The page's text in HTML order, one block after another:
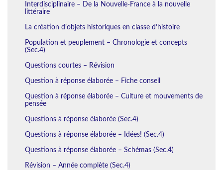
Interdisciplinaire – De la Nouvelle-France à la nouvelle
littéraire
La création d’objets historiques en classe d’histoire
Population et peuplement – Chronologie et concepts
(Sec.4)
Questions courtes – Révision
Question à réponse élaborée – Fiche conseil
Question à réponse élaborée – Culture et mouvements de
pensée
Questions à réponse élaborée (Sec.4)
Questions à réponse élaborée – Idées! (Sec.4)
Questions à réponse élaborée – Schémas (Sec.4)
Révision – Année complète (Sec.4)